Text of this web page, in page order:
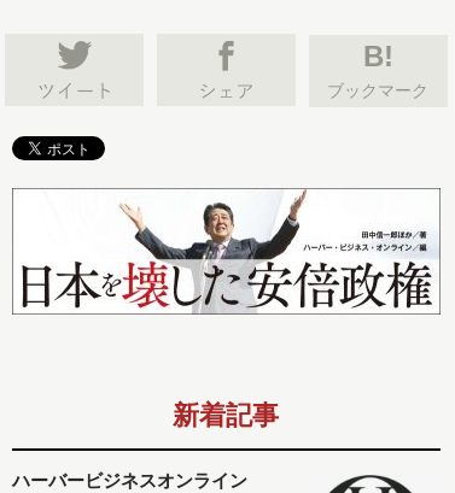
B!
ブックマーク
新着記事
ハーバービジネスオンライン